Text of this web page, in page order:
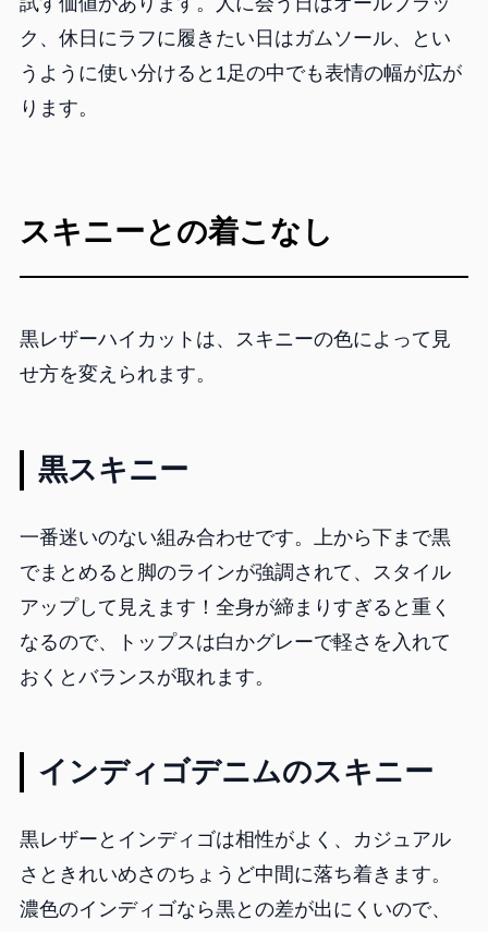
ク、休日にラフに履きたい日はガムソール、とい
うように使い分けると1足の中でも表情の幅が広が
ります。
スキニーとの着こなし
黒レザーハイカットは、スキニーの色によって見
せ方を変えられます。
黒スキニー
一番迷いのない組み合わせです。上から下まで黒
でまとめると脚のラインが強調されて、スタイル
アップして見えます！全身が締まりすぎると重く
なるので、トップスは白かグレーで軽さを入れて
おくとバランスが取れます。
インディゴデニムのスキニー
黒レザーとインディゴは相性がよく、カジュアル
さときれいめさのちょうど中間に落ち着きます。
濃色のインディゴなら黒との差が出にくいので、